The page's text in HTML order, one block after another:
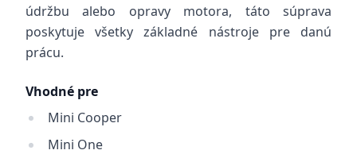
údržbu alebo opravy motora, táto súprava
poskytuje všetky základné nástroje pre danú
prácu.
Vhodné pre
Mini Cooper
Mini One